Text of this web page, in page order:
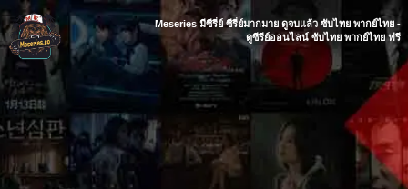
Meseries มีซีรี่ย์ ซีรี่ย์มากมาย ดูจบแล้ว ซับไทย พากย์ไทย -
ดูซีรีย์ออนไลน์ ซับไทย พากย์ไทย ฟรี